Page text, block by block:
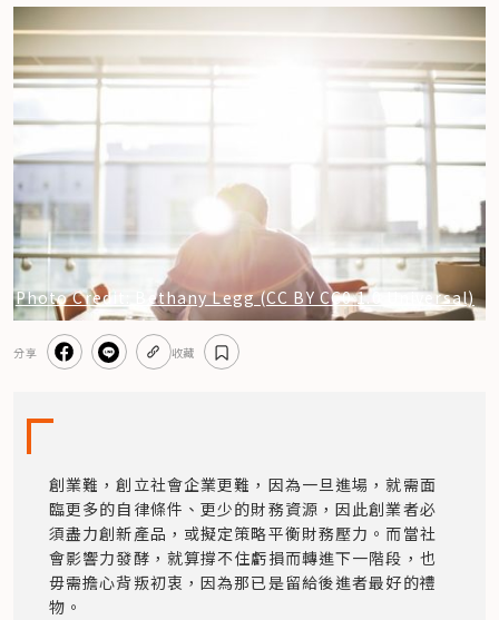
Photo Credit: Bethany Legg (CC BY CC0 1.0 Universal)
分享 收藏
創業難，創立社會企業更難，因為一旦進場，就需面
臨更多的自律條件、更少的財務資源，因此創業者必
須盡力創新產品，或擬定策略平衡財務壓力。而當社
會影響力發酵，就算撐不住虧損而轉進下一階段，也
毋需擔心背叛初衷，因為那已是留給後進者最好的禮
物。